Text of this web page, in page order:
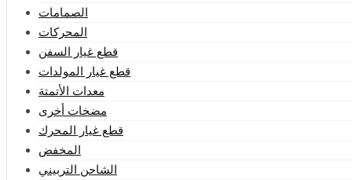
الصمامات
المحركات
قطع غيار السفن
قطع غيار المولدات
معدات الأتمتة
مضخات أخرى
قطع غيار المحرك
المخفض
الشاحن التربيني